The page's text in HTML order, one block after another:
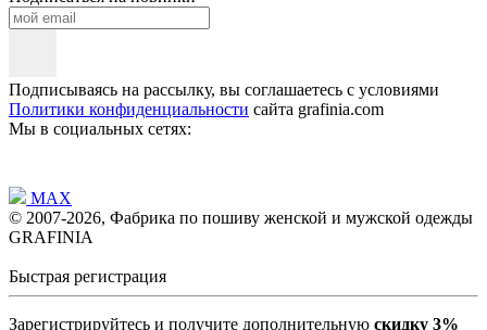
Подписываясь на рассылку, вы соглашаетесь с условиями
Политики конфиденциальности сайта grafinia.com
Мы в социальных сетях:
MAX
© 2007-2026, Фабрика по пошиву женской и мужской одежды
GRAFINIA
Быстрая регистрация
Зарегистрируйтесь и получите дополнительную скидку 3%